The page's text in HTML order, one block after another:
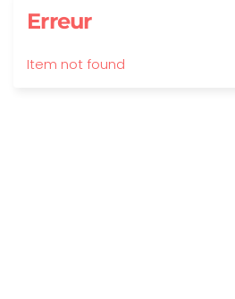
Erreur
Item not found